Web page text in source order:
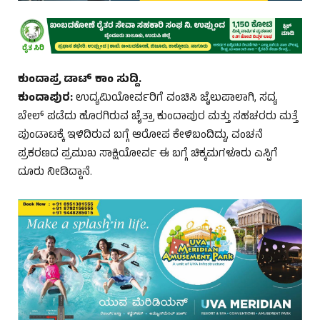
ಕುಂದಾಪ್ರ ಡಾಟ್ ಕಾಂ ಸುದ್ದಿ.
ಕುಂದಾಪುರ:ಉದ್ಯಮಿಯೋರ್ವರಿಗೆ ವಂಚಿಸಿ ಜೈಲುಪಾಲಾಗಿ, ಸದ್ಯ
ಬೇಲ್ ಪಡೆದು ಹೊರಗಿರುವ ಚೈತ್ರಾ ಕುಂದಾಪುರ ಮತ್ತು ಸಹಚರರು ಮತ್ತೆ
ಪುಂಡಾಟಕ್ಕೆ ಇಳಿದಿರುವ ಬಗ್ಗೆ ಆರೋಪ ಕೇಳಿಬಂದಿದ್ದು, ವಂಚನೆ
ಪ್ರಕರಣದ ಪ್ರಮುಖ ಸಾಕ್ಷಿಯೋರ್ವ ಈ ಬಗ್ಗೆ ಚಿಕ್ಕಮಗಳೂರು ಎಸ್ಪಿಗೆ
ದೂರು ನೀಡಿದ್ದಾನೆ.